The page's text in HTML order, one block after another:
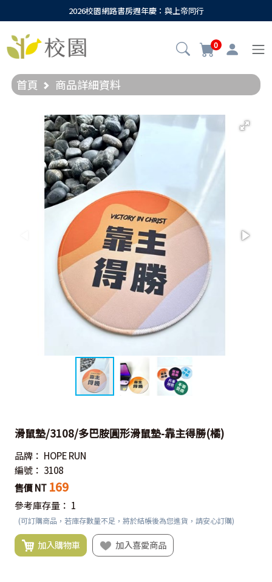
2026校園網路書房週年慶：與上帝同行
0
首頁 商品詳細資料
滑鼠墊/3108/多巴胺圓形滑鼠墊-靠主得勝(橘)
品牌： HOPE RUN
編號： 3108
售價 NT 169
參考庫存量： 1
(可訂購商品，若庫存數量不足，將於結帳後為您進貨，請安心訂購)
加入購物車 加入喜愛商品